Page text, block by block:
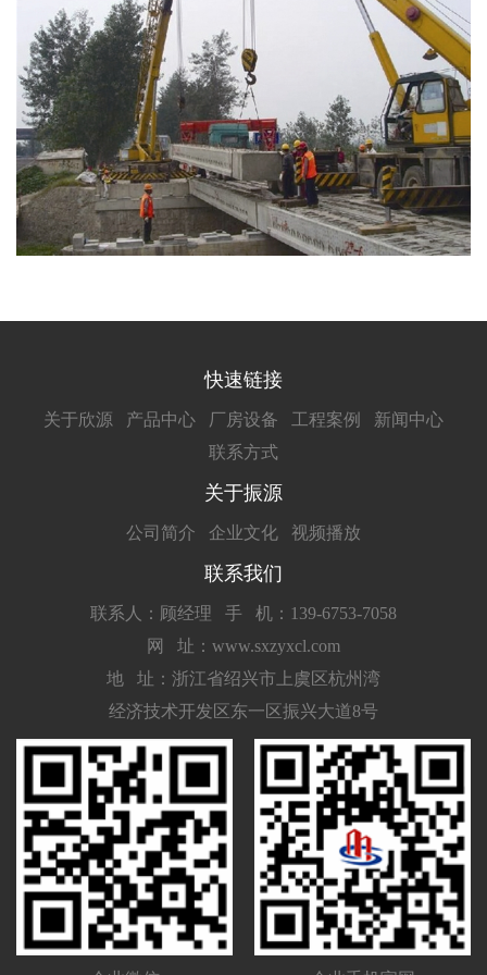
快速链接
关于欣源 产品中心 厂房设备 工程案例
新闻中心
联系方式
关于振源
公司简介 企业文化 视频播放
联系我们
联系人：顾经理
手 机：139-6753-7058
网 址：www.sxzyxcl.com
地 址：浙江省绍兴市上虞区杭州湾
经济技术开发区东一区振兴大道8号